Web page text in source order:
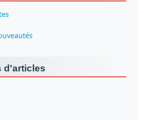
d'articles